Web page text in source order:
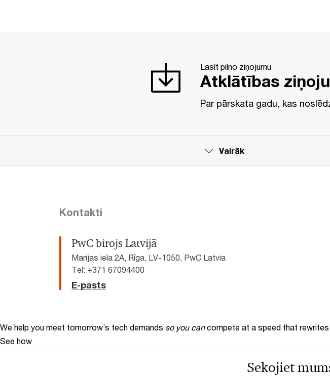
Lasīt pilno ziņojumu
Atklātības
Par pārskata gadu, kas
Vairāk
Kontakti
PwC birojs Latvijā
Marijas iela 2A, Rīga, LV-1050, PwC Latvia
Tel: +371 67094400
E-pasts
We help you meet tomorrow’s tech demands so you can compete at a speed that rewrites
See how
Sekojiet